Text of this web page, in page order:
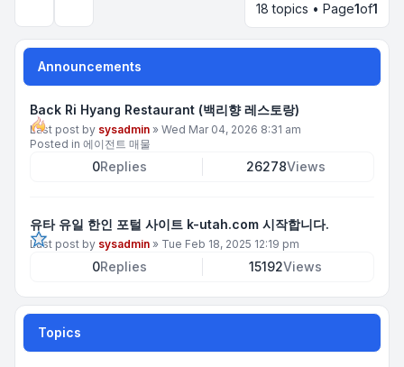
18 topics • Page1of1
Announcements
Back Ri Hyang Restaurant (백리향 레스토랑)
Last post by sysadmin » Wed Mar 04, 2026 8:31 am
Posted in 에이전트 매물
0Replies 26278Views
유타 유일 한인 포털 사이트 k-utah.com 시작합니다.
Last post by sysadmin » Tue Feb 18, 2025 12:19 pm
0Replies 15192Views
Topics